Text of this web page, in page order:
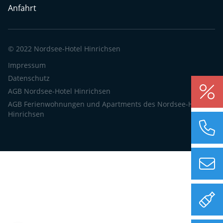
Anfahrt
© 2022 Nordsee-Hotel Hinrichsen
Impressum
Datenschutz
AGB Nordsee-Hotel Hinrichsen
AGB Ferienwohnungen und Apartments des Nordsee-Hotels
Hinrichsen